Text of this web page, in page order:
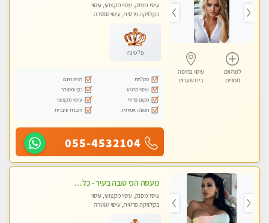
לפרטים
נוספים
עיסוי בחיפה
בית שערים
עיסוי מפנק, עיסוי מקצועי, עיסוי
בקלניקה פרטית, עיסוי טנטרה
פלטינה
מקלחת
חניה חינם
עיסוי מרגיע
נקי ומסודר
מקום פרטי
עיסוי מקצועי
תמונה אמיתית
דוברת עיברית
055-4532104
מעסה הכי טובה בעיר - כל סוגי העיסויים מעסה מקצועית ואיכותית פרטי!!!
עיסוי מפנק, עיסוי מקצועי, עיסוי
בקלניקה פרטית, עיסוי טנטרה